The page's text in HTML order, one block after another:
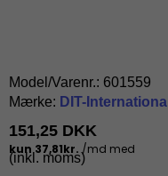
Model/Varenr.: 601559
Mærke: DIT-International
151,25 DKK
(inkl. moms)